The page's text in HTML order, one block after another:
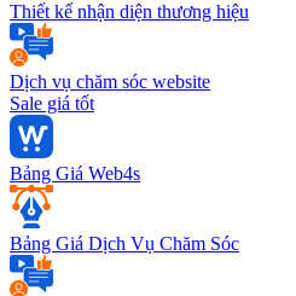
Thiết kế nhận diện thương hiệu
Dịch vụ chăm sóc website
Sale giá tốt
Bảng Giá Web4s
Bảng Giá Dịch Vụ Chăm Sóc